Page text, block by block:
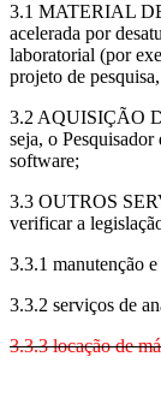
3.1 MATERIAL DE
acelerada por
laboratorial (por
projeto de
3.2 AQUISIÇÃO
seja, o
software;
3.3 OUTROS
verificar a
3.3.1 manutenção
3.3.2 serviços de
3.3.3 locação de